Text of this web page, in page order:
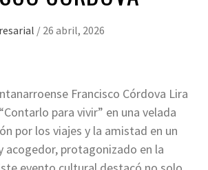
/ 26 abril, 2026
Francisco Córdova Lira
para vivir” en una velada
por los viajes y la amistad en un
acogedor, protagonizado en la